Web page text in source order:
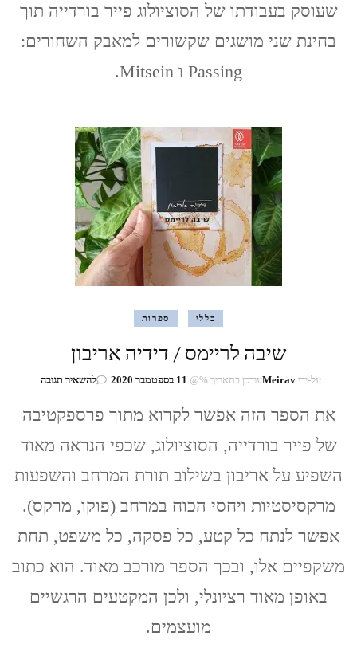
שעוסק בעבודתו של הסוציולוג פייר בורדייה תוך
בחינת שני מושגים שקשורים למאבק השחורים:
Passing ו Mitsein.
כללי ספרות
שיבה לריימס / דידיה אריבון
על-ידי Meiravעודכן בתאריך %@ 11 בספטמבר 2020 להשאיר תגובהבנושא
לריימס
דידיה
את הספר הזה אפשר לקרוא מתוך פרספקטיבה
של פייר בורדייה, הסוציולוג, שכפי הנראה מאוד
השפיע על אריבון בשילוב תורת המרחב והשפעות
מרקסיסטיות ויחסי הכוח במרחב (פוקו, מרקס).
אפשר לנתח כל קטע, כל פסקה, כל משפט, תחת
משקפיים אלו, ובכך הספר מורכב מאוד. הוא כתוב
באופן מאוד רציונלי, ולכן המקטעים הרגשיים
מועצמים.